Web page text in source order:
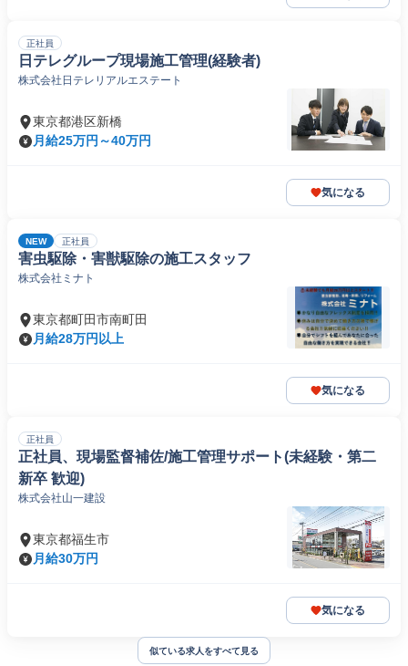
正社員
日テレグループ現場施工管理(経験者)
株式会社日テレリアルエステート
東京都港区新橋
月給25万円～40万円
気になる
NEW 正社員
害虫駆除・害獣駆除の施工スタッフ
株式会社ミナト
東京都町田市南町田
月給28万円以上
気になる
正社員
正社員、現場監督補佐/施工管理サポート(未経験・第二
新卒 歓迎)
株式会社山一建設
東京都福生市
月給30万円
気になる
似ている求人をすべて見る